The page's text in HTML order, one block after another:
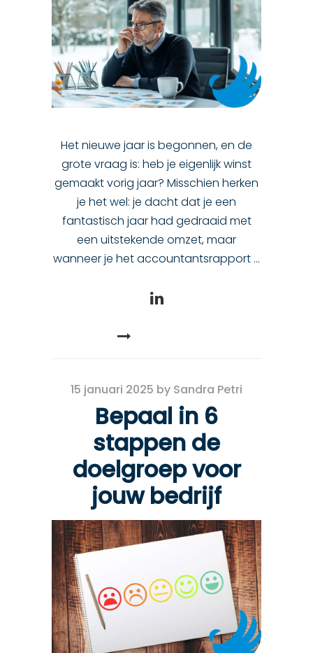
Het nieuwe jaar is begonnen, en de
grote vraag is: heb je eigenlijk winst
gemaakt vorig jaar? Misschien herken
je het wel: je dacht dat je een
fantastisch jaar had gedraaid met
een uitstekende omzet, maar
wanneer je het accountantsrapport
15 januari 2025 by Sandra Petri
Bepaal in 6
stappen de
doelgroep voor
jouw bedrijf